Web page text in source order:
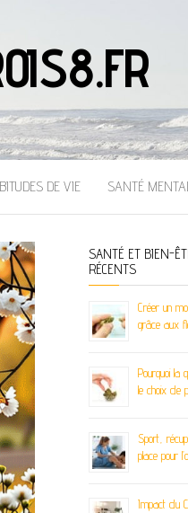
DE VIE SANTÉ
SANTÉ ET BIEN-
RÉCENTS
Créer un
grâce aux
Pourquoi la
le choix de
Sport,
place pour
Impact du